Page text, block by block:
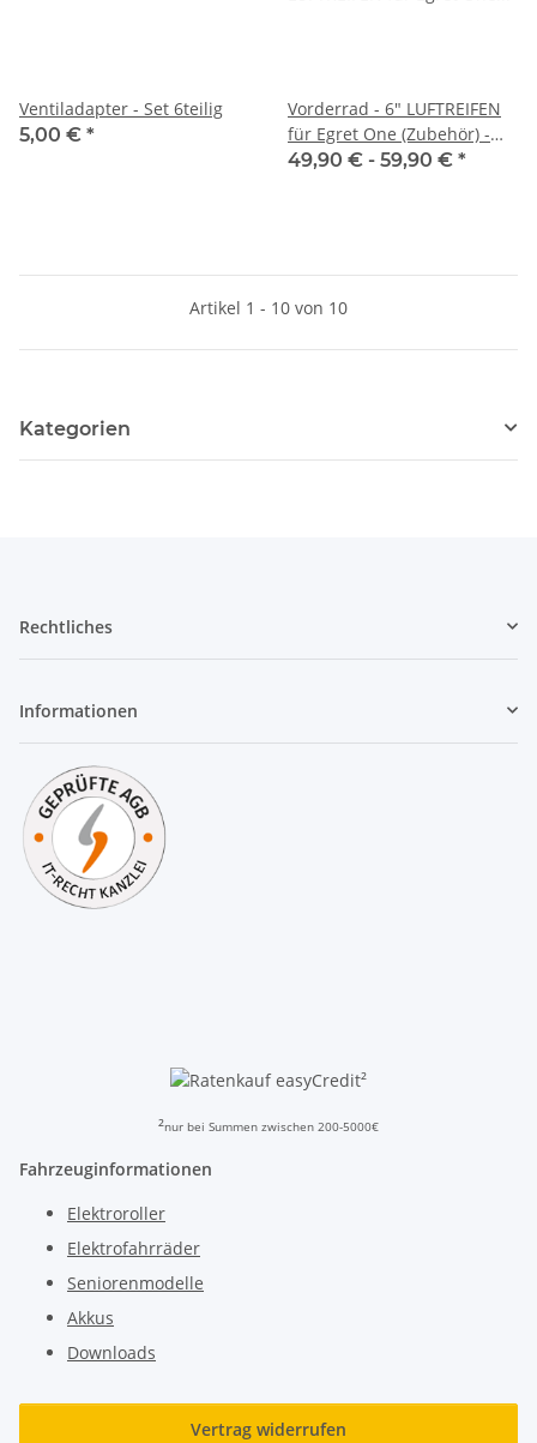
Ventiladapter - Set 6teilig
5,00 € *
Vorderrad - 6" LUFTREIFEN
für Egret One (Zubehör) -
NICHT FÜR EGRET EIGHT &
49,90 € - 59,90 € *
Artikel 1 - 10 von 10
Kategorien
Rechtliches
Informationen
²
²nur bei Summen zwischen 200-5000€
Fahrzeuginformationen
Elektroroller
Elektrofahrräder
Seniorenmodelle
Akkus
Downloads
Vertrag widerrufen